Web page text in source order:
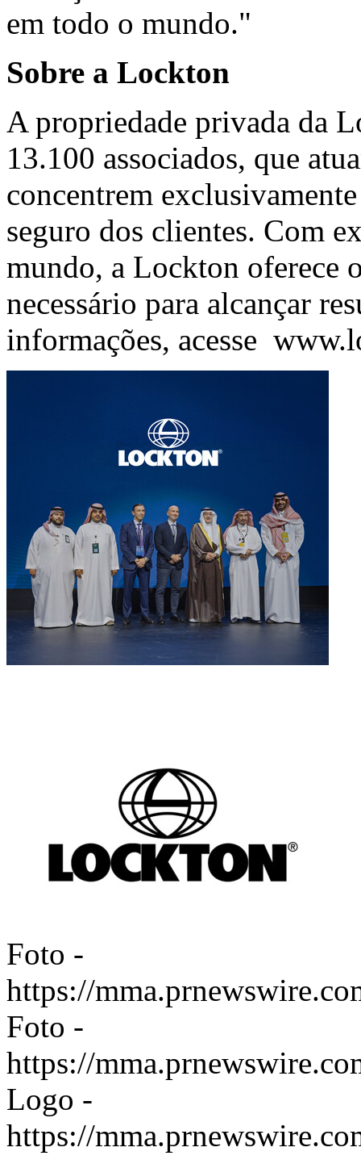
em todo o mundo."
Sobre a Lockton
A propriedade privada da
13.100 associados, que
concentrem
seguro dos clientes. Com
mundo, a Lockton oferece
necessário para alcançar
informações, acesse
Foto -
https://
Foto -
https://
Logo -
https://